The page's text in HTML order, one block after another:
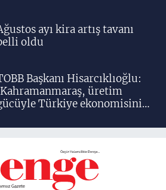
ayı kira artış tavanı
oldu
Başkanı Hisarcıklıoğlu:
üretim
Türkiye ekonomisinin